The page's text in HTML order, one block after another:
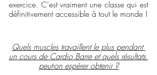
exercice. C'est vraiment une classe qui est
définitivement accessible à tout le monde !
Quels muscles travaillent le plus pendant
un cours de Cardio Barre et quels résultats
peut-on espérer obtenir ?